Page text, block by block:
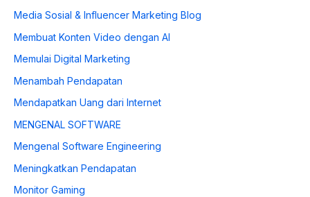
Media Sosial & Influencer Marketing Blog
Membuat Konten Video dengan AI
Memulai Digital Marketing
Menambah Pendapatan
Mendapatkan Uang dari Internet
MENGENAL SOFTWARE
Mengenal Software Engineering
Meningkatkan Pendapatan
Monitor Gaming